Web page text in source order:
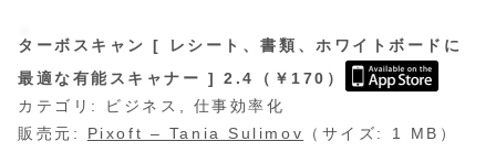
ターボスキャン [ レシート、書類、ホワイトボードに
最適な有能スキャナー ] 2.4（￥170）
カテゴリ: ビジネス, 仕事効率化
販売元: Pixoft – Tania Sulimov （サイズ: 1 MB）